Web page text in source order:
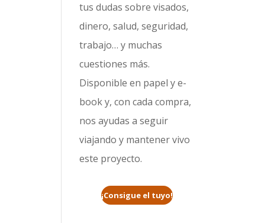
tus dudas sobre visados,
dinero, salud, seguridad,
trabajo… y muchas
cuestiones más.
Disponible en papel y e-
book y, con cada compra,
nos ayudas a seguir
viajando y mantener vivo
este proyecto.
¡Consigue el tuyo!